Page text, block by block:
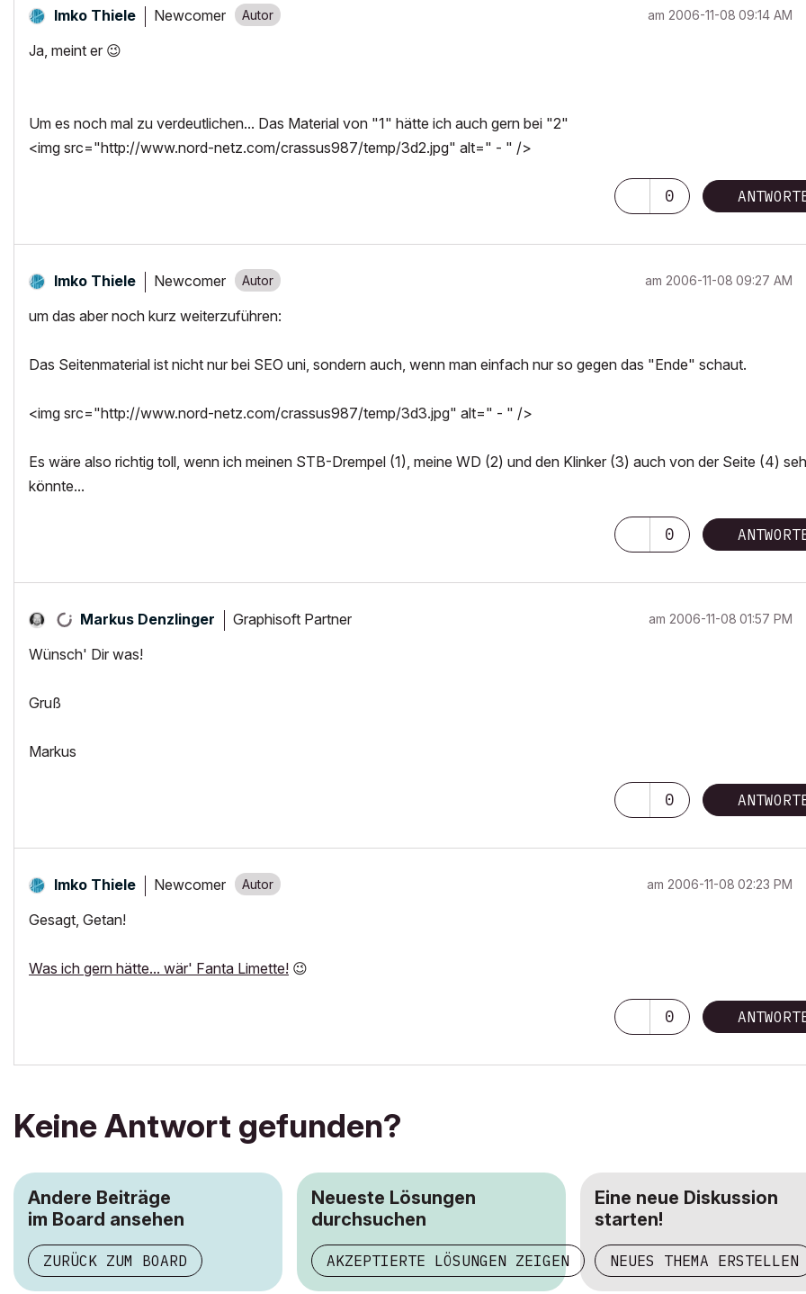
Imko Thiele Newcomer am ‎2006-11-08 09:14 AM
Ja, meint er 😉
Um es noch mal zu verdeutlichen... Das Material von "1" hätte ich auch gern bei "2"
<img src="http://www.nord-netz.com/crassus987/temp/3d2.jpg" alt=" - " />
0
Imko Thiele Newcomer am ‎2006-11-08 09:27 AM
um das aber noch kurz weiterzuführen:
Das Seitenmaterial ist nicht nur bei SEO uni, sondern auch, wenn man einfach nur so gegen das "Ende" schaut.
<img src="http://www.nord-netz.com/crassus987/temp/3d3.jpg" alt=" - " />
Es wäre also richtig toll, wenn ich meinen STB-Drempel (1), meine WD (2) und den Klinker (3) auch von der Seite (4)
könnte...
0
Markus Denzlinger Graphisoft Partner am ‎2006-11-08 01:57 PM
Wünsch' Dir was!
Gruß
Markus
0
Imko Thiele Newcomer am ‎2006-11-08 02:23 PM
Gesagt, Getan!
Was ich gern hätte... wär' Fanta Limette! 😉
0
Keine Antwort gefunden?
Andere Beiträge
im Board ansehen
ZURÜCK ZUM BOARD
Neueste Lösungen
durchsuchen
AKZEPTIERTE LÖSUNGEN ZEIGEN
Eine neue Diskussion
starten!
NEUES THEMA ERSTELLEN